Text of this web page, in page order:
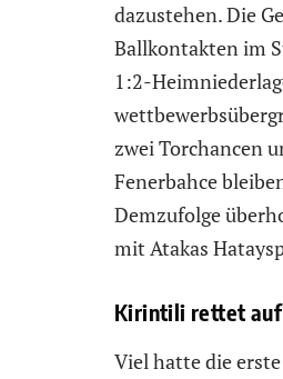
dazustehen. Die
Ballkontakten im
1:2-
zwei Torchancen
Fenerbahce
Demzufolge
mit Atakas
Kirintili rettet auf
Viel hatte die